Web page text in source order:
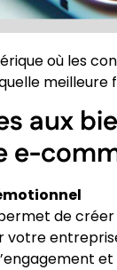
où les
aux
e-
de
votre
et